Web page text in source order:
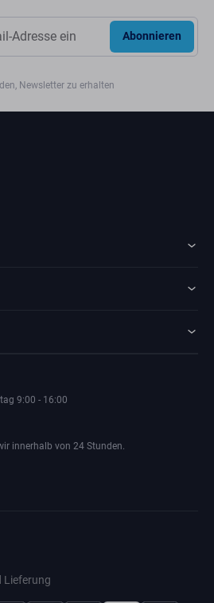
Abonnieren
Newsletter zu erhalten
9:00 - 16:00
innerhalb von 24 Stunden.
Lieferung